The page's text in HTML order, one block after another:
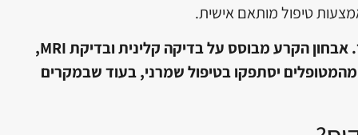
טיפול מותאם אישית.
קרע במניסקוס הוא פגיעה ברקמה המשמשת כבולם זעזועים במפרק הברך. אבחון הקרע מבוסס על בדיקה קלינית ובדיקת MRI,
יסתפקו בטיפול שמרני, בעוד שבמקרים